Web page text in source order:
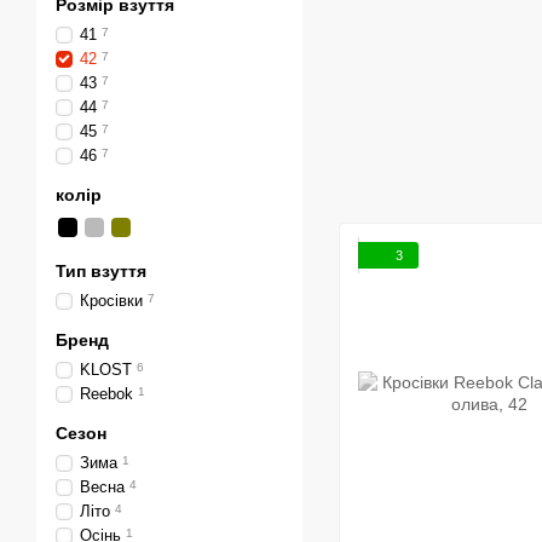
3
Розмір взуття
41 7
42 7
43 7
44 7
45 7
46 7
колір
Тип взуття
Кросівки 7
Бренд
KLOST 6
Reebok 1
Сезон
Зима 1
Весна 4
Літо 4
Осінь 1